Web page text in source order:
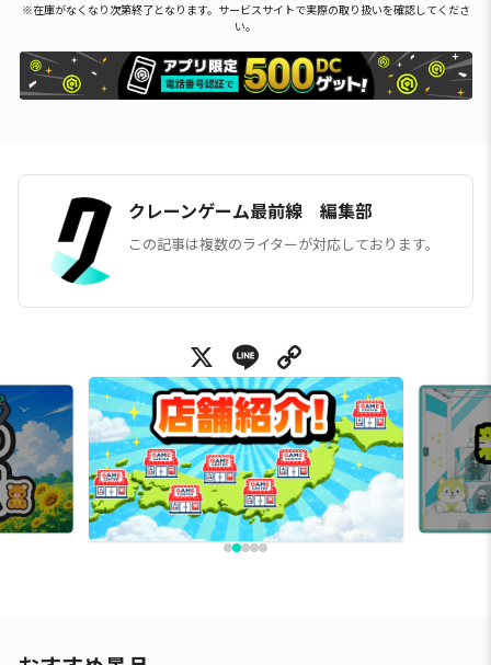
※在庫がなくなり次第終了となります。サービスサイトで実際の取り扱いを確認してくださ
い。
クレーンゲーム最前線 編集部
この記事は複数のライターが対応しております。
X Line